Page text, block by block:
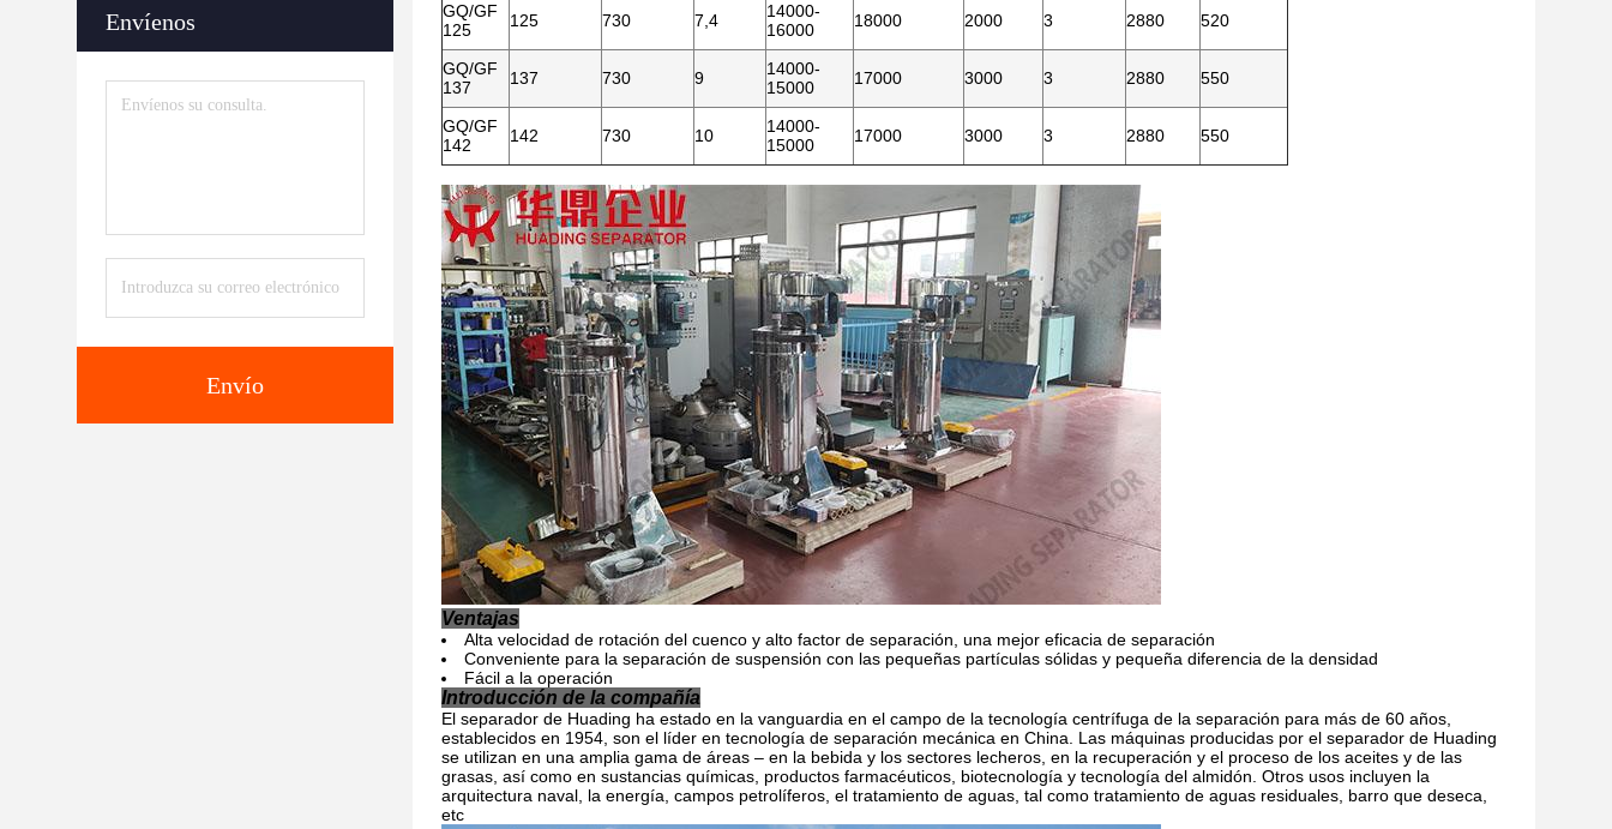
Envíenos
Envío
GQ/GF
125
125 730 7,4
14000-
16000
18000 2000 3 2880 520
GQ/GF
137
137 730 9
14000-
15000
17000 3000 3 2880 550
GQ/GF
142
142 730 10
14000-
15000
17000 3000 3 2880 550
Ventajas
Alta velocidad de rotación del cuenco y alto factor de separación, una mejor eficacia de separación
Conveniente para la separación de suspensión con las pequeñas partículas sólidas y pequeña diferencia de la densidad
Fácil a la operación
Introducción de la compañía
El separador de Huading ha estado en la vanguardia en el campo de la tecnología centrífuga de la separación para más de 60 años,
establecidos en 1954, son el líder en tecnología de separación mecánica en China. Las máquinas producidas por el separador de Huading
se utilizan en una amplia gama de áreas – en la bebida y los sectores lecheros, en la recuperación y el proceso de los aceites y de las
grasas, así como en sustancias químicas, productos farmacéuticos, biotecnología y tecnología del almidón. Otros usos incluyen la
arquitectura naval, la energía, campos petrolíferos, el tratamiento de aguas, tal como tratamiento de aguas residuales, barro que deseca,
etc